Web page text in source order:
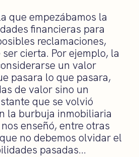
que empezábamos la
financieras para
reclamaciones,
cierta. Por ejemplo, la
un valor
pasara lo que pasara,
de valor sino un
que se volvió
la burbuja inmobiliaria
enseñó, entre otras
no debemos olvidar el
pasadas…